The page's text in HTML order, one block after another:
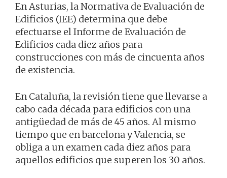
En Asturias, la Normativa de Evaluación de
Edificios (IEE) determina que debe
efectuarse el Informe de Evaluación de
Edificios cada diez años para
construcciones con más de cincuenta años
de existencia.
En Cataluña, la revisión tiene que llevarse a
cabo cada década para edificios con una
antigüedad de más de 45 años. Al mismo
tiempo que en barcelona y Valencia, se
obliga a un examen cada diez años para
aquellos edificios que superen los 30 años.